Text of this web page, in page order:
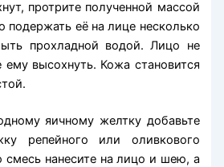
протрите полученной массой
подержать её на лице несколько
прохладной водой. Лицо не
ему высохнуть. Кожа становится
яичному желтку добавьте
репейного или оливкового
смесь нанесите на лицо и шею, а